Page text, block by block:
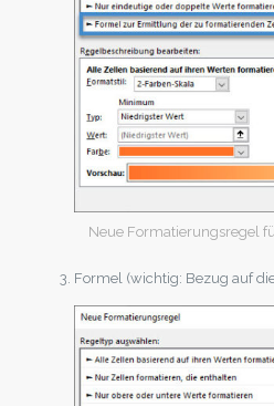
Neue Formatierungsregel
Formel (wichtig: Bezug auf